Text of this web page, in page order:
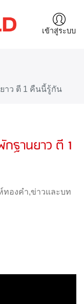
เข้าสู่ระบบ
าว ตี 1 คืนนี้รู้กัน
ฐานยาว ตี 1
ทองคำ,ข่าวและบท